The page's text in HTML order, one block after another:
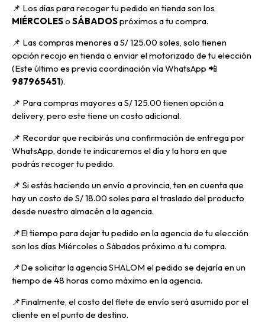
📌 Los días para recoger tu pedido en tienda son los
MIÉRCOLESo SÁBADOSpróximos a tu compra.
📌 Las compras menores a S/ 125.00 soles, solo tienen
opción recojo en tienda o enviar el motorizado de tu elección
(Este último es previa coordinación vía WhatsApp 📲
987965451).
📌 Para compras mayores a S/ 125.00 tienen opción a
delivery, pero este tiene un costo adicional.
📌 Recordar que recibirás una confirmación de entrega por
WhatsApp, donde te indicaremos el día y la hora en que
podrás recoger tu pedido.
📌 Si estás haciendo un envío a provincia, ten en cuenta que
hay un costo de S/ 18.00 soles para el traslado del producto
desde nuestro almacén a la agencia.
📌El tiempo para dejar tu pedido en la agencia de tu elección
son los días Miércoles o Sábados próximo a tu compra.
📌De solicitar la agencia SHALOM el pedido se dejaría en un
tiempo de 48 horas como máximo en la agencia.
📌Finalmente, el costo del flete de envío será asumido por el
cliente en el punto de destino.